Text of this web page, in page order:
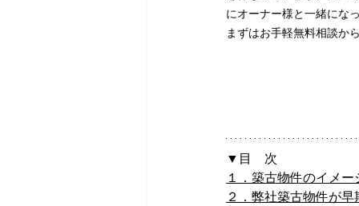
にオーナー様と一緒にな
まずはお手軽無料相談か
▼目　次
１．築古物件のイメー
２．弊社築古物件が